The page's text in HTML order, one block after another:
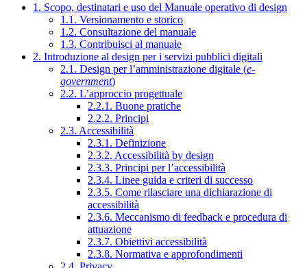
1. Scopo, destinatari e uso del Manuale operativo di design
1.1. Versionamento e storico
1.2. Consultazione del manuale
1.3. Contribuisci al manuale
2. Introduzione al design per i servizi pubblici digitali
2.1. Design per l’amministrazione digitale (e-
government)
2.2. L’approccio progettuale
2.2.1. Buone pratiche
2.2.2. Principi
2.3. Accessibilità
2.3.1. Definizione
2.3.2. Accessibilità by design
2.3.3. Principi per l’accessibilità
2.3.4. Linee guida e criteri di successo
2.3.5. Come rilasciare una dichiarazione di
accessibilità
2.3.6. Meccanismo di feedback e procedura di
attuazione
2.3.7. Obiettivi accessibilità
2.3.8. Normativa e approfondimenti